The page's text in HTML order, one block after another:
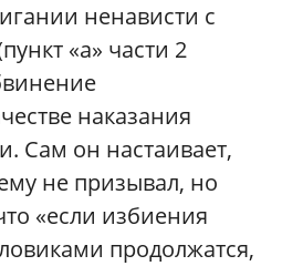
ненависти с
«а» части 2
наказания
Сам он настаивает,
не призывал, но
«если избиения
продолжатся,